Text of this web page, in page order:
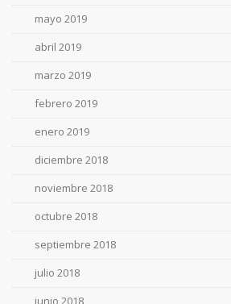
mayo 2019
abril 2019
marzo 2019
febrero 2019
enero 2019
diciembre 2018
noviembre 2018
octubre 2018
septiembre 2018
julio 2018
junio 2018